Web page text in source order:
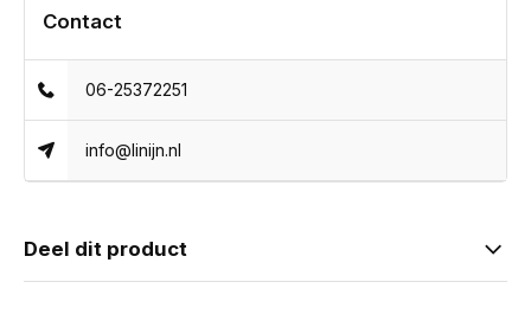
Contact
06-25372251
info@linijn.nl
Deel dit product